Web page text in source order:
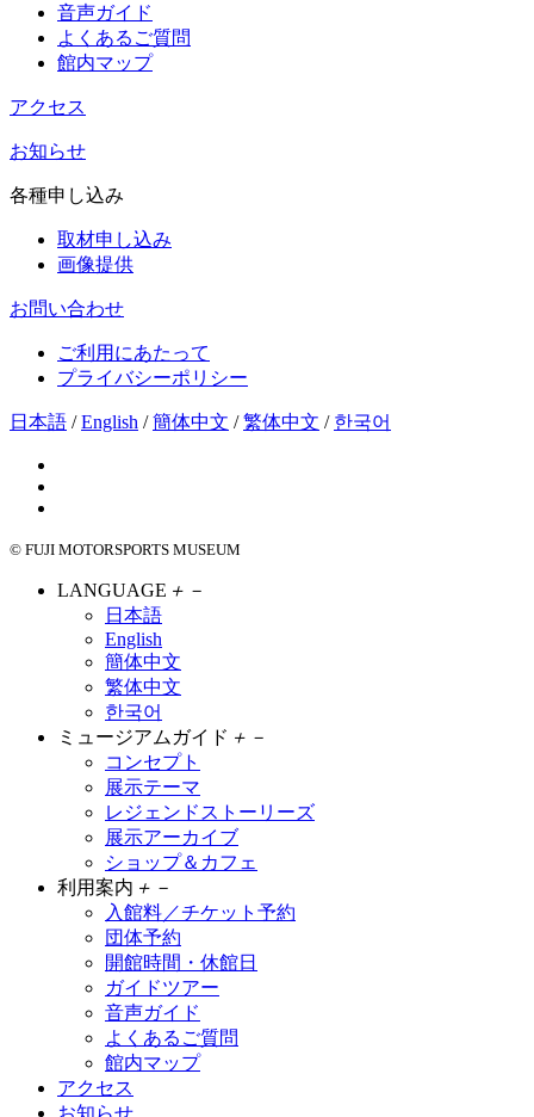
音声ガイド
よくあるご質問
館内マップ
アクセス
お知らせ
各種申し込み
取材申し込み
画像提供
お問い合わせ
ご利用にあたって
プライバシーポリシー
日本語 /English /簡体中文 /繁体中文 / 한국어
© FUJI MOTORSPORTS MUSEUM
LANGUAGE ＋ －
日本語
English
簡体中文
繁体中文
한국어
ミュージアムガイド ＋ －
コンセプト
展示テーマ
レジェンドストーリーズ
展示アーカイブ
ショップ＆カフェ
利用案内 ＋ －
入館料／チケット予約
団体予約
開館時間・休館日
ガイドツアー
音声ガイド
よくあるご質問
館内マップ
アクセス